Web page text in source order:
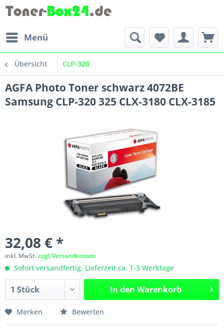
Menü
Übersicht CLP-320
AGFA Photo Toner schwarz 4072BE
Samsung CLP-320 325 CLX-3180 CLX-3185
32,08 € *
inkl. MwSt.zzgl. Versandkosten
Sofort versandfertig, Lieferzeit ca. 1-3 Werktage
In den Warenkorb
Merken Bewerten